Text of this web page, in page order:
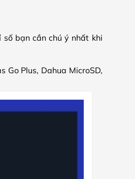
bạn cần chú ý nhất khi
Go Plus, Dahua MicroSD,